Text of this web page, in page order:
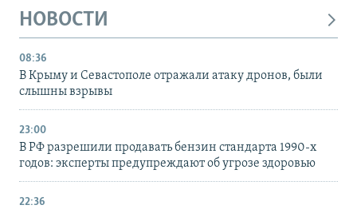
НОВОСТИ
08:36
В Крыму и Севастополе отражали атаку дронов, были
слышны взрывы
23:00
В РФ разрешили продавать бензин стандарта 1990-х
годов: эксперты предупреждают об угрозе здоровью
22:36